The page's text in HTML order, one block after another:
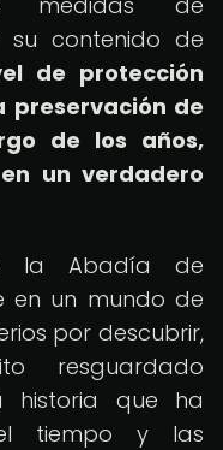
contenido de
de protección
preservación de
de los años,
un verdadero
la Abadía de
en un mundo de
por descubrir,
resguardado
que ha
tiempo y las